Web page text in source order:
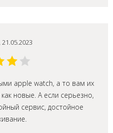
apple watch, а то вам их
новые. А если серьезно,
сервис, достойное